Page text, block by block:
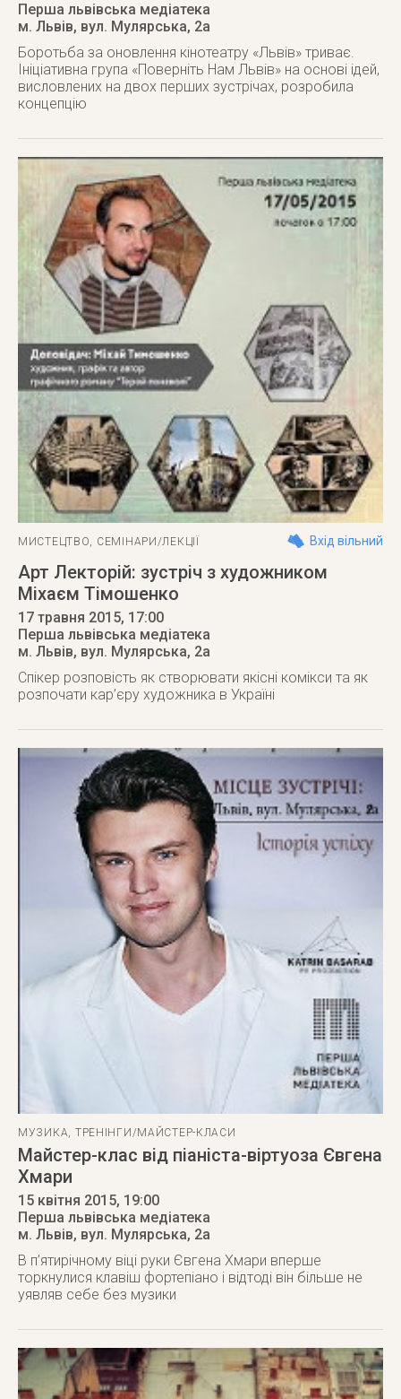
Перша львівська медіатека
м. Львів, вул. Мулярська, 2а
Боротьба за оновлення кінотеатру «Львів» триває.
Ініціативна група «Поверніть Нам Львів» на основі ідей,
висловлених на двох перших зустрічах, розробила
концепцію
МИСТЕЦТВО, СЕМІНАРИ/ЛЕКЦІЇ Вхід вільний
Арт Лекторій: зустріч з художником
Міхаєм Тімошенко
17 травня 2015, 17:00
Перша львівська медіатека
м. Львів, вул. Мулярська, 2а
Спікер розповість як створювати якісні комікси та як
розпочати кар’єру художника в Україні
МУЗИКА, ТРЕНІНГИ/МАЙСТЕР-КЛАСИ
Майстер-клас від піаніста-віртуоза Євгена
Хмари
15 квітня 2015, 19:00
Перша львівська медіатека
м. Львів, вул. Мулярська, 2а
В п’ятирічному віці руки Євгена Хмари вперше
торкнулися клавіш фортепіано і відтоді він більше не
уявляв себе без музики